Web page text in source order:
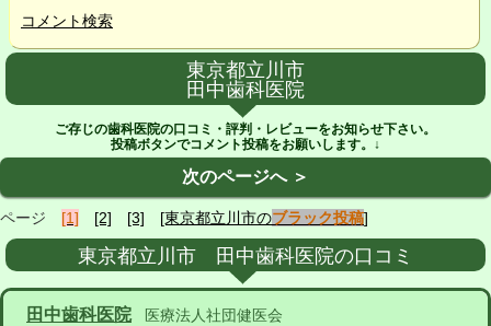
コメント検索
東京都立川市
田中歯科医院
ご存じの歯科医院の口コミ・評判・レビューをお知らせ下さい。
投稿ボタンでコメント投稿をお願いします。↓
次のページへ ＞
ページ [1] [2] [3] [東京都立川市のブラック投稿]
東京都立川市 田中歯科医院の口コミ
田中歯科医院
医療法人社団健医会